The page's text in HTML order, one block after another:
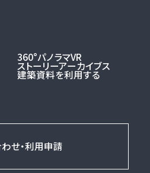
360°パノラマVR
ストーリーアーカイブス
建築資料を利用する
せ・利用申請